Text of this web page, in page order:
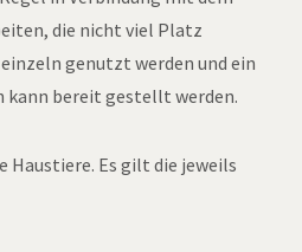
die nicht viel Platz
genutzt werden und ein
bereit gestellt werden.
Haustiere. Es gilt die jeweils